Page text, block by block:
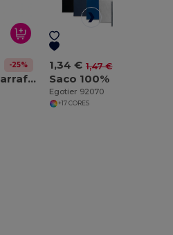
-25%
UTAH RPET Garrafa de RPET 500ml
1,34 € 1,47 €
Egotier 92070
+17 CORES